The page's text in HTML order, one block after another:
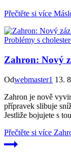
Přečtěte si více
Problémy s
Zahron: Nový
Odwebmaster1 13.
Zahron je nově
přípravek slibuje
Jestliže bojujete s
Přečtěte si více